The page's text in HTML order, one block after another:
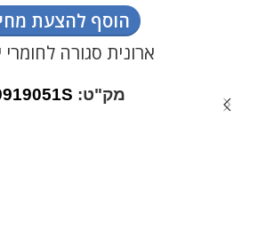
הוסף להצעת
ארונית סגורה לחומרי
מק"ט: